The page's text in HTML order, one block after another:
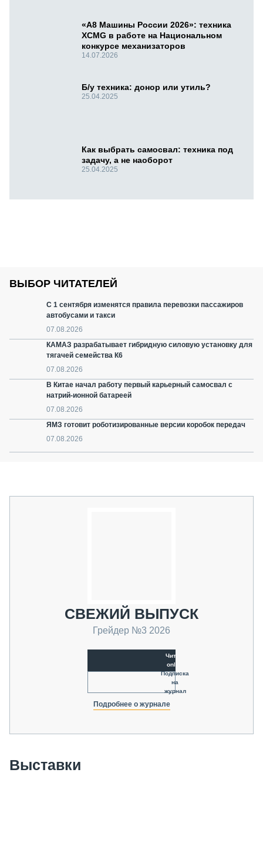
«А8 Машины России 2026»: техника
XCMG в работе на Национальном
конкурсе механизаторов
14.07.2026
Б/у техника: донор или утиль?
25.04.2025
Как выбрать самосвал: техника под
задачу, а не наоборот
25.04.2025
ВЫБОР ЧИТАТЕЛЕЙ
С 1 сентября изменятся правила перевозки пассажиров
автобусами и такси
07.08.2026
КАМАЗ разрабатывает гибридную силовую установку для
тягачей семейства К6
07.08.2026
В Китае начал работу первый карьерный самосвал с
натрий-ионной батареей
07.08.2026
ЯМЗ готовит роботизированные версии коробок передач
07.08.2026
СВЕЖИЙ ВЫПУСК
Грейдер №3 2026
Читать
online
Подписка
на
журнал
Подробнее о журнале
Выставки